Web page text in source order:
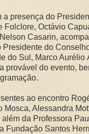
do
Folclore, Octávio
Casarin,
Presidente do
do Sul, Marco Aurélio
provável do evento,
ao encontro
Mosca, Alessandra
da Professora
Fundação Santos